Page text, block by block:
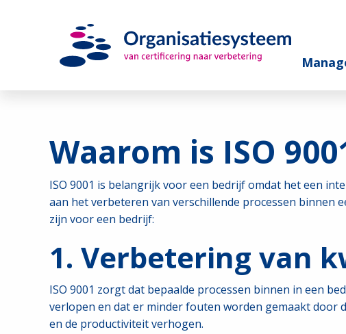
Waarom is ISO
ISO 9001 is belangrijk voor een bedrijf omdat het een
aan het verbeteren van verschillende processen binnen
zijn voor een bedrijf:
1. Verbetering van
ISO 9001 zorgt dat bepaalde processen binnen in een
verlopen en dat er minder fouten worden gemaakt door
en de productiviteit verhogen.